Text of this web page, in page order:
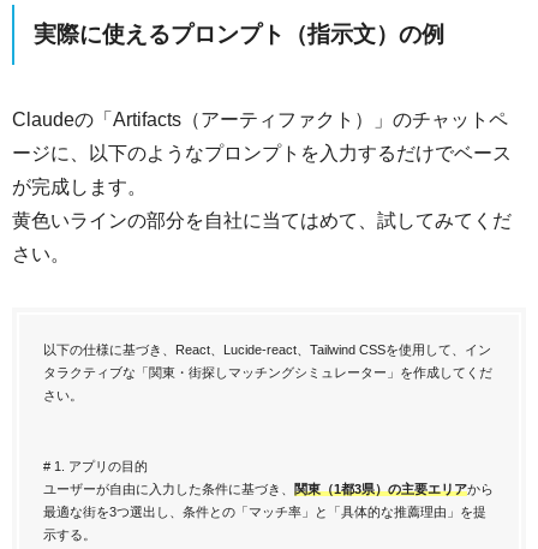
実際に使えるプロンプト（指示文）の例
Claudeの「Artifacts（アーティファクト）」のチャットペ
ージに、以下のようなプロンプトを入力するだけでベース
が完成します。
黄色いラインの部分を自社に当てはめて、試してみてくだ
さい。
以下の仕様に基づき、React、Lucide-react、Tailwind CSSを使用して、イン
タラクティブな「関東・街探しマッチングシミュレーター」を作成してくだ
さい。
# 1. アプリの目的
ユーザーが自由に入力した条件に基づき、 関東（1都3県）の主要エリアから
最適な街を3つ選出し、条件との「マッチ率」と「具体的な推薦理由」を提
示する。